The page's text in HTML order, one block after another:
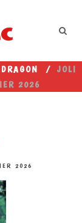
/ JOLI
2026
2026